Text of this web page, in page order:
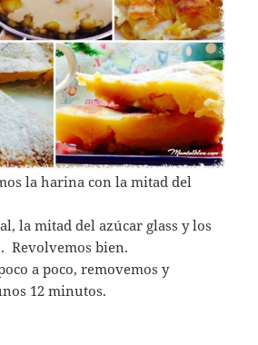
la harina con la mitad del
la mitad del azúcar glass y los
Revolvemos bien.
a poco, removemos y
12 minutos.